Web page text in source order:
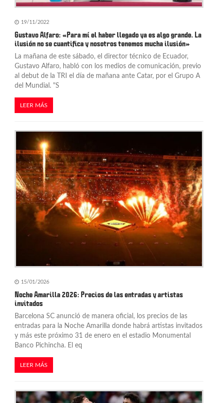
19/11/2022
Gustavo Alfaro: «Para mí el haber llegado ya es algo grande. La
ilusión no se cuantifica y nosotros tenemos mucha ilusión»
La mañana de este sábado, el director técnico de Ecuador,
Gustavo Alfaro, habló con los medios de comunicación, previo
al debut de la TRI el día de mañana ante Catar, por el Grupo A
del Mundial. "S
LEER MÁS
15/01/2026
Noche Amarilla 2026: Precios de las entradas y artistas
invitados
Barcelona SC anunció de manera oficial, los precios de las
entradas para la Noche Amarilla donde habrá artistas invitados
y más este próximo 31 de enero en el estadio Monumental
Banco Pichincha. El eq
LEER MÁS